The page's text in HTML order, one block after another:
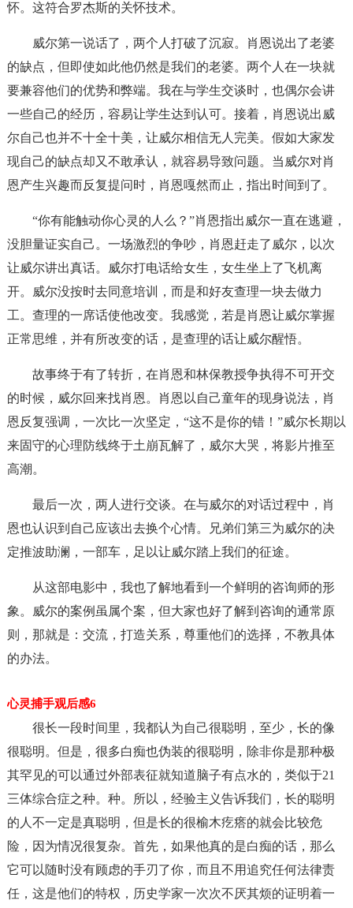
怀。这符合罗杰斯的关怀技术。
威尔第一说话了，两个人打破了沉寂。肖恩说出了老婆
的缺点，但即使如此他仍然是我们的老婆。两个人在一块就
要兼容他们的优势和弊端。我在与学生交谈时，也偶尔会讲
一些自己的经历，容易让学生达到认可。接着，肖恩说出威
尔自己也并不十全十美，让威尔相信无人完美。假如大家发
现自己的缺点却又不敢承认，就容易导致问题。当威尔对肖
恩产生兴趣而反复提问时，肖恩嘎然而止，指出时间到了。
“你有能触动你心灵的人么？”肖恩指出威尔一直在逃避，
没胆量证实自己。一场激烈的争吵，肖恩赶走了威尔，以次
让威尔讲出真话。威尔打电话给女生，女生坐上了飞机离
开。威尔没按时去同意培训，而是和好友查理一块去做力
工。查理的一席话使他改变。我感觉，若是肖恩让威尔掌握
正常思维，并有所改变的话，是查理的话让威尔醒悟。
故事终于有了转折，在肖恩和林保教授争执得不可开交
的时候，威尔回来找肖恩。肖恩以自己童年的现身说法，肖
恩反复强调，一次比一次坚定，“这不是你的错！”威尔长期以
来固守的心理防线终于土崩瓦解了，威尔大哭，将影片推至
高潮。
最后一次，两人进行交谈。在与威尔的对话过程中，肖
恩也认识到自己应该出去换个心情。兄弟们第三为威尔的决
定推波助澜，一部车，足以让威尔踏上我们的征途。
从这部电影中，我也了解地看到一个鲜明的咨询师的形
象。威尔的案例虽属个案，但大家也好了解到咨询的通常原
则，那就是：交流，打造关系，尊重他们的选择，不教具体
的办法。
心灵捕手观后感6
很长一段时间里，我都认为自己很聪明，至少，长的像
很聪明。但是，很多白痴也伪装的很聪明，除非你是那种极
其罕见的可以通过外部表征就知道脑子有点水的，类似于21
三体综合症之种。种。所以，经验主义告诉我们，长的聪明
的人不一定是真聪明，但是长的很榆木疙瘩的就会比较危
险，因为情况很复杂。首先，如果他真的是白痴的话，那么
它可以随时没有顾虑的手刃了你，而且不用追究任何法律责
任，这是他们的特权，历史学家一次次不厌其烦的证明着一